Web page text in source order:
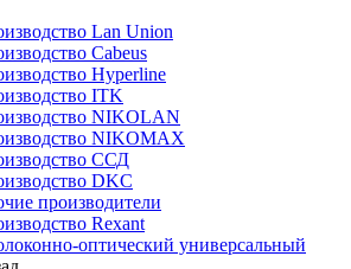
Lan Union
Cabeus
Hyperline
ITK
NIKOLAN
NIKOMAX
ССД
DKC
производители
Rexant
оптический универсальный